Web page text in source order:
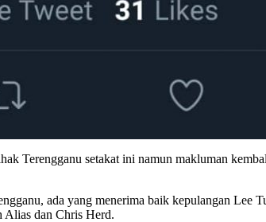
Terengganu setakat ini namun makluman
ada yang menerima baik kepulangan Lee
Alias dan Chris Herd.